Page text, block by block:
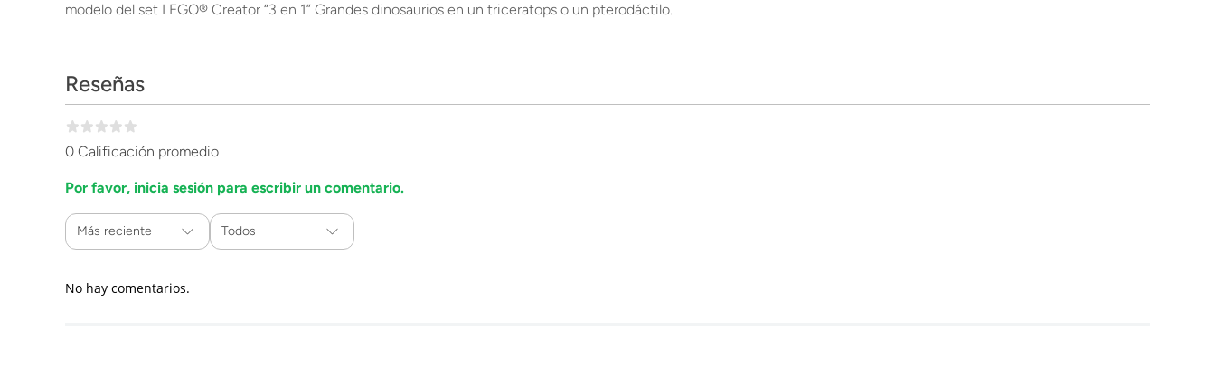
modelo del set LEGO® Creator “3 en 1” Grandes dinosaurios en un triceratops o un pterodáctilo.
Reseñas
0 Calificación promedio
Por favor, inicia sesión para escribir un comentario.
Más reciente Todos
No hay comentarios.